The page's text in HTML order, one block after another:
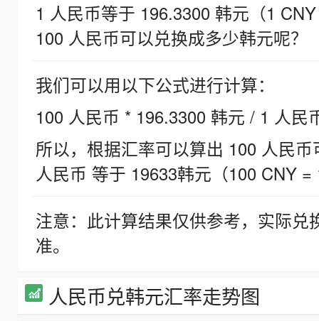
1 人民币等于 196.3300 韩元（1
100 人民币可以兑换成多少韩元呢？
我们可以用以下公式进行计算：
100 人民币 * 196.3300 韩元 / 1 人民
所以，根据汇率可以算出 100 人民
人民币 等于 19633韩元（100 CNY =
注意：此计算结果仅供参考，实际
准。
人民币兑韩元汇率走势图